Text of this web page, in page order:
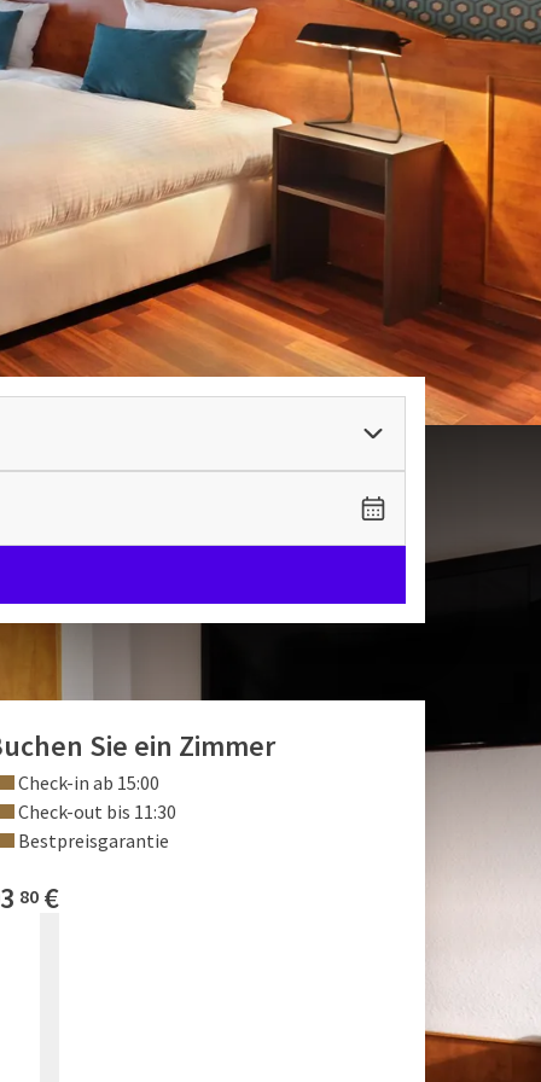
Sie ein Zimmer
Check-in ab 15:00
Check-out bis 11:30
Bestpreisgarantie
80 €